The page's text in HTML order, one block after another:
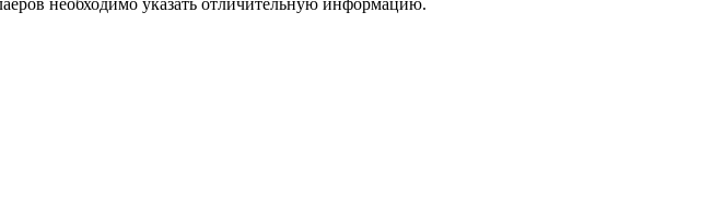
необходимо указать отличительную информацию.